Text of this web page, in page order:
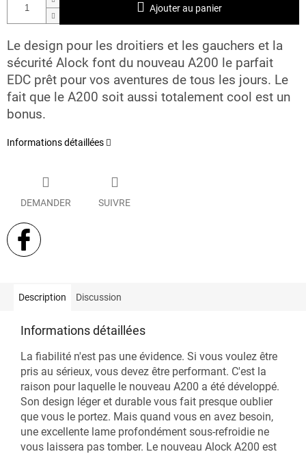
Ajouter au panier
Le design pour les droitiers et les gauchers et la
sécurité Alock font du nouveau A200 le parfait
EDC prêt pour vos aventures de tous les jours. Le
fait que le A200 soit aussi totalement cool est un
bonus.
Informations détaillées
DEMANDER SUIVRE
Description Discussion
Informations détaillées
La fiabilité n'est pas une évidence. Si vous voulez être
pris au sérieux, vous devez être performant. C'est la
raison pour laquelle le nouveau A200 a été développé.
Son design léger et durable vous fait presque oublier
que vous le portez. Mais quand vous en avez besoin,
une excellente lame profondément sous-refroidie ne
vous laissera pas tomber. Le nouveau Alock A200 est